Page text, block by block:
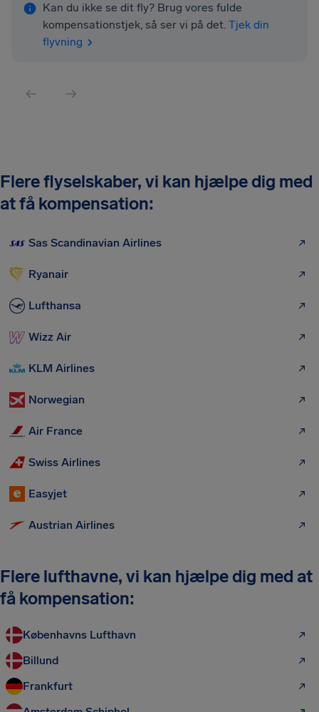
Kan du ikke se dit fly? Brug vores fulde
kompensationstjek, så ser vi på det. Tjek din
flyvning
Flere flyselskaber, vi kan hjælpe dig med
at få kompensation:
Sas Scandinavian Airlines
Ryanair
Lufthansa
Wizz Air
KLM Airlines
Norwegian
Air France
Swiss Airlines
Easyjet
Austrian Airlines
Flere lufthavne, vi kan hjælpe dig med at
få kompensation:
Københavns Lufthavn
Billund
Frankfurt